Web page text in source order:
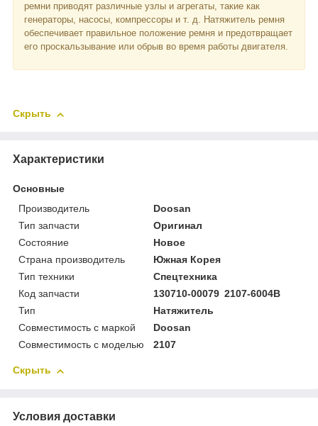
ремни приводят различные узлы и агрегаты, такие как
генераторы, насосы, компрессоры и т. д. Натяжитель ремня
обеспечивает правильное положение ремня и предотвращает
его проскальзывание или обрыв во время работы двигателя.
Скрыть
Характеристики
Основные
Производитель
Doosan
Тип запчасти
Оригинал
Состояние
Новое
Страна производитель
Южная Корея
Тип техники
Спецтехника
Код запчасти
130710-00079 2107-6004B
Тип
Натяжитель
Совместимость с маркой
Doosan
Совместимость с моделью
2107
Скрыть
Условия доставки